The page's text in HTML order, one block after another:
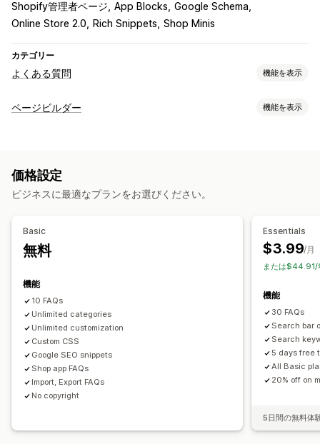
Shopify管理者ページ App Blocks Google Schema
Online Store 2.0
Rich Snippets Shop Minis
カテゴリー
よくある質問 機能を表示
編集ツール
表示オプション
コレクションページ
モバイル対応
カスタムフォントと色
ページビルダー 機能を表示
ページ管理
スニペット
価格設定
ビジネスに最適なプランをお選びください。
Basic
無料
機能
10 FAQs
Unlimited categories
Unlimited customization
Custom CSS
Google SEO snippets
Shop app FAQs
Import, Export FAQs
No copyright
Essentials
$3.99/月
または$44.91/
機能
30 FAQs
Search bar
Search
5 days free
All Basic
20% off on
5日間の無料体